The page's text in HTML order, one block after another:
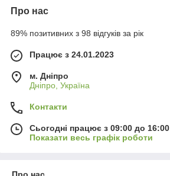
Про нас
89% позитивних з 98 відгуків за рік
Працює з 24.01.2023
м. Дніпро
Дніпро, Україна
Контакти
Сьогодні працює з 09:00 до 16:00
Показати весь графік роботи